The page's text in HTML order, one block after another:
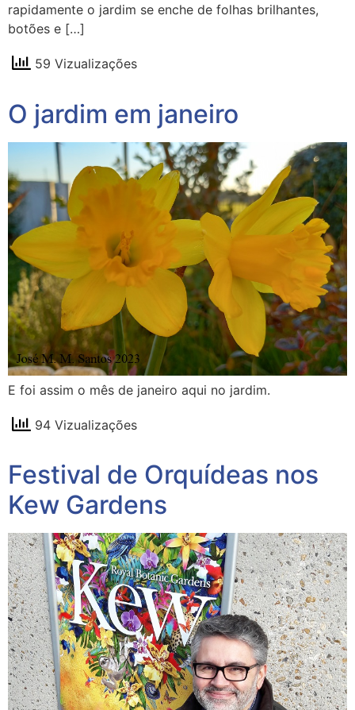
rapidamente o jardim se enche de folhas brilhantes,
botões e […]
59 Vizualizações
O jardim em janeiro
E foi assim o mês de janeiro aqui no jardim.
94 Vizualizações
Festival de Orquídeas nos
Kew Gardens